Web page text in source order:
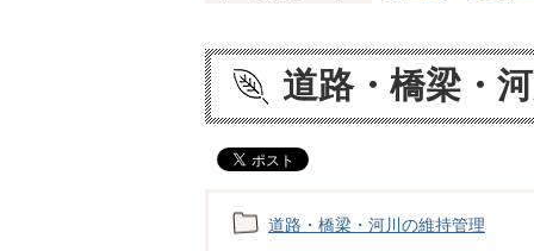
道路・橋梁・
道路・橋梁・河川の維持管理